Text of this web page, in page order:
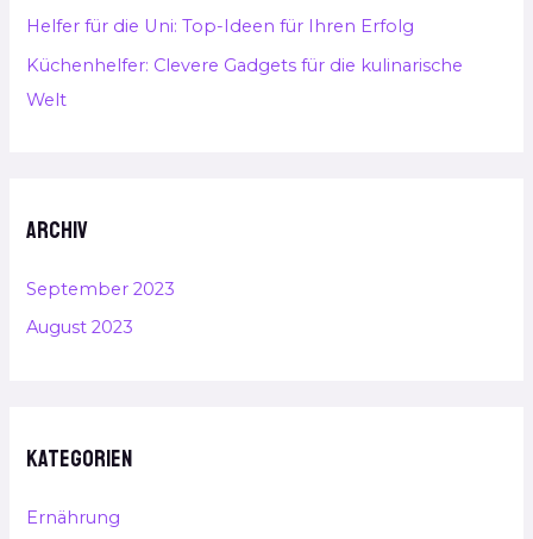
Helfer für die Uni: Top-Ideen für Ihren Erfolg
Küchenhelfer: Clevere Gadgets für die kulinarische
Welt
Archiv
September 2023
August 2023
Kategorien
Ernährung